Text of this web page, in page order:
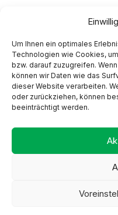
Um Ihnen ein optimales
Technologien wie Cookies,
bzw. darauf zuzugreifen.
können wir Daten wie das
dieser Website verarbeiten.
oder zurückziehen, können
beeinträchtigt werden.
Datenschutzerklärung
Cookie Policy (EU)
Adresse
Proudly